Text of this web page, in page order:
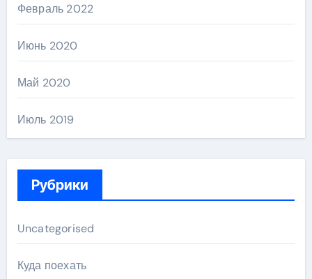
Февраль 2022
Июнь 2020
Май 2020
Июль 2019
Рубрики
Uncategorised
Куда поехать